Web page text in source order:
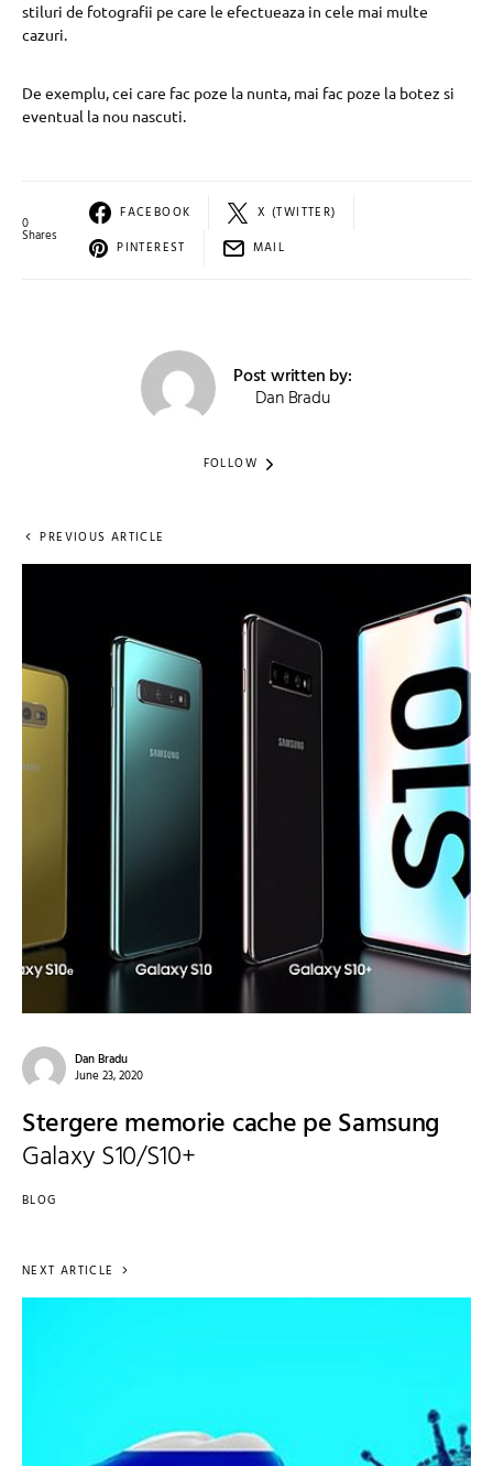
stiluri de fotografii pe care le efectueaza in cele mai multe
cazuri.
De exemplu, cei care fac poze la nunta, mai fac poze la botez si
eventual la nou nascuti.
0
Shares
FACEBOOK
X (TWITTER)
PINTEREST
MAIL
Post written by:
Dan Bradu
FOLLOW
PREVIOUS ARTICLE
Dan Bradu
June 23, 2020
Stergere memorie cache pe Samsung
Galaxy S10/S10+
BLOG
NEXT ARTICLE